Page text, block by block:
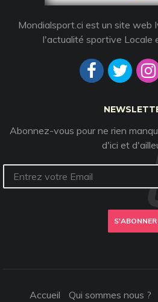
Mondialsport.ci est un site web
l'actualité sportive Locale
Abonnez-vous pour ne rien
d'ici et
S'ABONNER
Accueil Qui sommes nous ?